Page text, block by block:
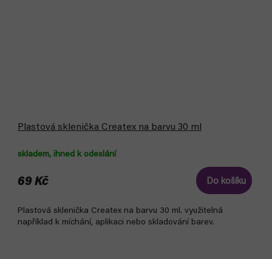
Plastová sklenička Createx na barvu 30 ml
skladem, ihned k odeslání
69 Kč Do košíku
Plastová sklenička Createx na barvu 30 ml. využitelná
například k míchání, aplikaci nebo skladování barev.